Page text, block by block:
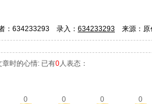
：634233293 录入： 634233293 来源：
时的心情: 已有0人表态：
0 0 0 0